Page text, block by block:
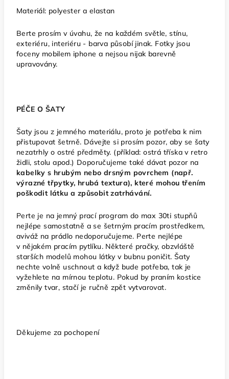
Materiál: polyester a elastan
Berte prosím v úvahu, že na každém světle, stínu,
exteriéru, interiéru - barva působí jinak. Fotky jsou
foceny mobilem iphone a nejsou nijak barevně
upravovány.
PÉČE O ŠATY
Šaty jsou z jemného materiálu, proto je potřeba k nim
přistupovat šetrně. Dávejte si prosím pozor, aby se šaty
nezatrhly o ostré předměty. (příklad: ostrá tříska v retro
židli, stolu apod.) Doporučujeme také dávat pozor na
kabelky s hrubým nebo drsným povrchem (např.
výrazné třpytky, hrubá textura), které mohou třením
poškodit látku a způsobit zatrhávání.
Perte je na jemný prací program do max 30ti stupňů
nejlépe samostatně a se šetrným pracím prostředkem,
aviváž na prádlo nedoporučujeme. Perte nejlépe
v nějakém pracím pytlíku. Některé pračky, obzvláště
starších modelů mohou látky v bubnu poničit. Šaty
nechte volně uschnout a když bude potřeba, tak je
vyžehlete na mírnou teplotu. Pokud by praním kostice
změnily tvar, stačí je ručně zpět vytvarovat.
Děkujeme za pochopení